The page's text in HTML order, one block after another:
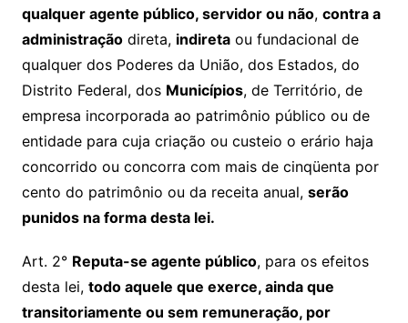
qualquer agente público, servidor ou não, contra a
administraçãodireta, indiretaou fundacional de
qualquer dos Poderes da União, dos Estados, do
Distrito Federal, dos Municípios, de Território, de
empresa incorporada ao patrimônio público ou de
entidade para cuja criação ou custeio o erário haja
concorrido ou concorra com mais de cinqüenta por
cento do patrimônio ou da receita anual, serão
punidos na forma desta lei.
Art. 2° Reputa-se agente público, para os efeitos
desta lei, todo aquele que exerce, ainda que
transitoriamente ou sem remuneração, por